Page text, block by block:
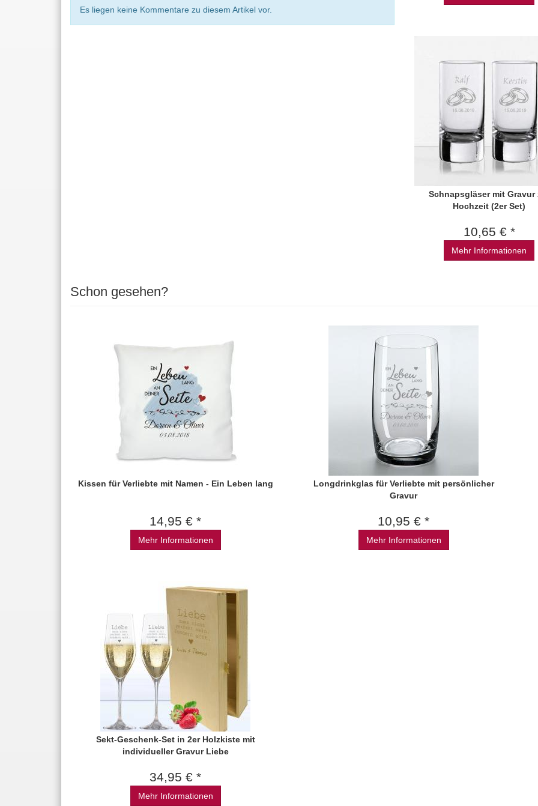
Es liegen keine Kommentare zu diesem Artikel vor.
Schnapsgläser mit Gravur
Hochzeit (2er Set)
10,65 € *
Mehr Informationen
Schon gesehen?
Kissen für Verliebte mit Namen - Ein Leben lang
14,95 € *
Mehr Informationen
Longdrinkglas für Verliebte mit persönlicher
Gravur
10,95 € *
Mehr Informationen
Sekt-Geschenk-Set in 2er Holzkiste mit
individueller Gravur Liebe
34,95 € *
Mehr Informationen